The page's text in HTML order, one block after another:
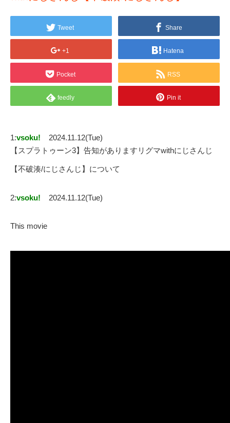
Tweet Share
+1 Hatena
Pocket RSS
feedly Pin it
1:vsoku!
2024.11.12(Tue)
【スプラトゥーン3】告知がありますリグマwithにじさんじ
【不破湊/にじさんじ】について
2:vsoku! 2024.11.12(Tue)
This movie